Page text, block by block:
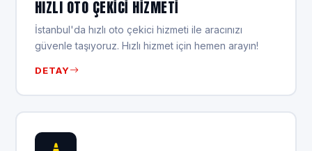
HIZLI OTO ÇEKICI HIZMETI
İstanbul'da hızlı oto çekici hizmeti ile aracınızı
güvenle taşıyoruz. Hızlı hizmet için hemen arayın!
DETAY